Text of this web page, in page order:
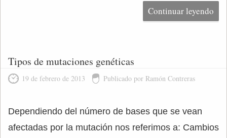
Continuar leyendo
Tipos de mutaciones genéticas
19 de febrero de 2013 Publicado por Ramón Contreras
Dependiendo del número de bases que se vean
afectadas por la mutación nos referimos a: Cambios